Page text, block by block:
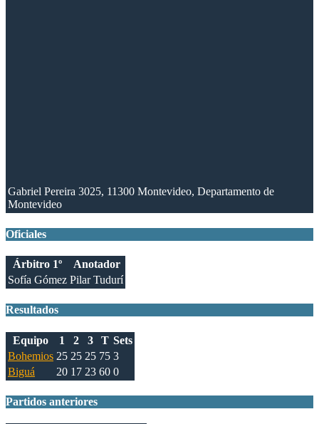
Gabriel Pereira 3025, 11300 Montevideo, Departamento de
Montevideo
Oficiales
Árbitro 1º
Anotador
Sofía Gómez Pilar Tudurí
Resultados
Equipo 1 2 3 T Sets
Bohemios 25 25 25 75 3
Biguá
20 17 23 60 0
Partidos anteriores